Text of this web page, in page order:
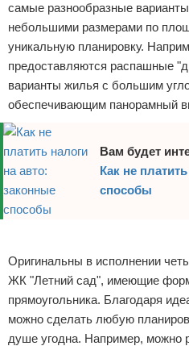
самые разнообразные
небольшими размерами по
уникальную планировку.
предоставляются распашные
варианты жилья с большим
обеспечивающим панорамный
Вам будет
Как не
способы
Оригинальны в исполнении
ЖК "Летний сад", имеющие
прямоугольника. Благодаря
можно сделать любую
душе угодна. Например, можно